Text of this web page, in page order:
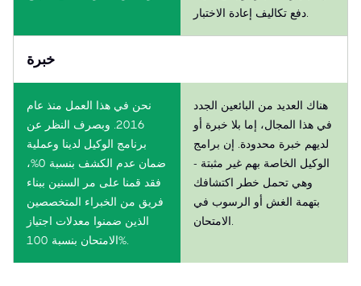
خبرة
نحن في هذا العمل منذ عام
2016. وبصرف النظر عن
برنامج الوكيل لدينا وعملية
ضمان عدم الكشف بنسبة 0%،
فقد قمنا على مر السنين ببناء
فريق من الخبراء المتخصصين
الذين ضمنوا معدلات اجتياز
الامتحان بنسبة 100%.
هناك العديد من البائعين الجدد
في هذا المجال، إما بلا خبرة أو
لديهم خبرة محدودة. إن برامج
الوكيل الخاصة بهم غير مثبتة -
وهي تحمل خطر اكتشافك
بتهمة الغش أو الرسوب في